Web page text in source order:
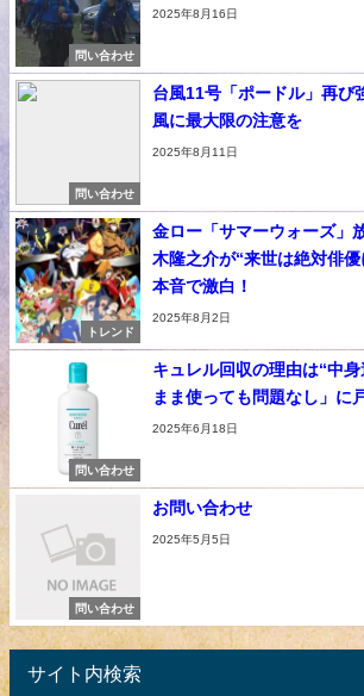
問い合わせ
2025年8月16日
問い合わせ
台風11号「ポードル」再
風に最大限の注意を
2025年8月11日
トレンド
金ロー「サマーウォーズ」
木隆之介が“来世は絶対俳
本音で激白！
2025年8月2日
問い合わせ
キュレル回収の理由は“中
まま使っても問題なし」に
2025年6月18日
問い合わせ
お問い合わせ
2025年5月5日
サイト内検索